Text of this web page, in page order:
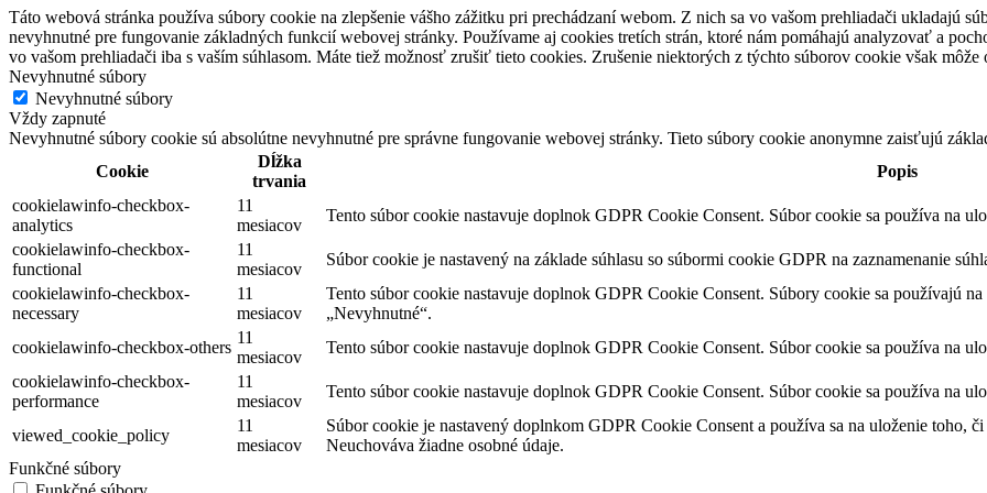
Táto webová stránka používa súbory cookie na zlepšenie vášho zážitku pri prechádzaní webom. Z nich sa vo vašom prehliadači ukladajú
nevyhnutné pre fungovanie základných funkcií webovej stránky. Používame aj cookies tretích strán, ktoré nám pomáhajú analyzovať a
vo vašom prehliadači iba s vaším súhlasom. Máte tiež možnosť zrušiť tieto cookies. Zrušenie niektorých z týchto súborov cookie však
Nevyhnutné súbory
Nevyhnutné súbory
Vždy zapnuté
Nevyhnutné súbory cookie sú absolútne nevyhnutné pre správne fungovanie webovej stránky. Tieto súbory cookie anonymne zaisťujú
Cookie
Dĺžka
trvania
Popis
cookielawinfo-checkbox-
analytics
11
mesiacov
Tento súbor cookie nastavuje doplnok GDPR Cookie Consent. Súbor cookie sa používa na
cookielawinfo-checkbox-
functional
11
mesiacov
Súbor cookie je nastavený na základe súhlasu so súbormi cookie GDPR na zaznamenanie
cookielawinfo-checkbox-
necessary
11
mesiacov
Tento súbor cookie nastavuje doplnok GDPR Cookie Consent. Súbory cookie sa používajú
„Nevyhnutné“.
cookielawinfo-checkbox-others
11
mesiacov
Tento súbor cookie nastavuje doplnok GDPR Cookie Consent. Súbor cookie sa používa na
cookielawinfo-checkbox-
performance
11
mesiacov
Tento súbor cookie nastavuje doplnok GDPR Cookie Consent. Súbor cookie sa používa na
viewed_cookie_policy
11
mesiacov
Súbor cookie je nastavený doplnkom GDPR Cookie Consent a používa sa na uloženie toho,
Neuchováva žiadne osobné údaje.
Funkčné súbory